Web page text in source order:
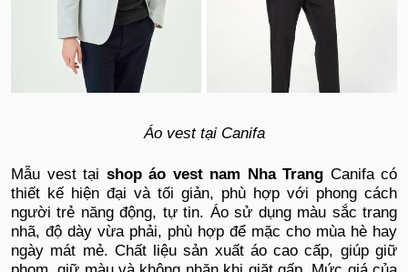
Áo vest tại Canifa
Mẫu vest tại shop áo vest nam Nha Trang Canifa có
thiết kế hiện đại và tối giản, phù hợp với phong cách
người trẻ năng động, tự tin. Áo sử dụng màu sắc trang
nhã, độ dày vừa phải, phù hợp để mặc cho mùa hè hay
ngày mát mẻ. Chất liệu sản xuất áo cao cấp, giúp giữ